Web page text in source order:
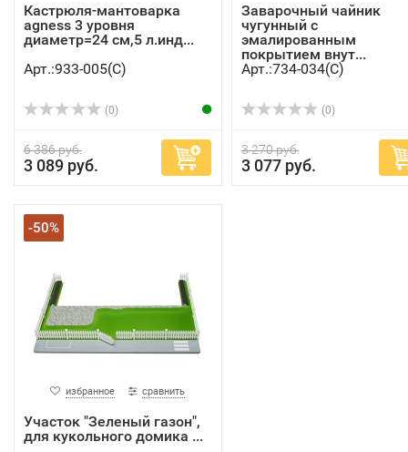
Кастрюля-мантоварка
agness 3 уровня
диаметр=24 см,5 л.инд...
Арт.:933-005(C)
(0)
6 386 руб.
3 089 руб.
Заварочный чайник
чугунный с
эмалированным
покрытием внут...
Арт.:734-034(C)
(0)
3 270 руб.
3 077 руб.
-50%
избранное сравнить
Участок "Зеленый газон",
для кукольного домика ...